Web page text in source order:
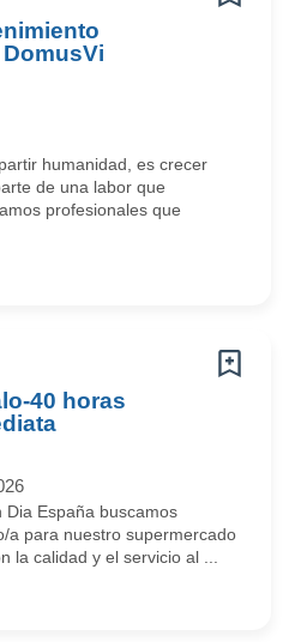
humanidad, es crecer
de una labor que
profesionales que
40 horas
Dia España buscamos
a para nuestro supermercado
la calidad y el servicio al ...